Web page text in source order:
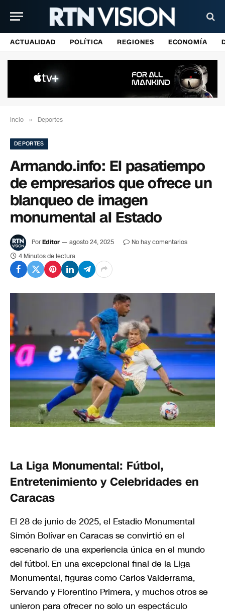
ACTUALIDAD POLÍTICA REGIONES ECONOMÍA
Incio » Deportes
DEPORTES
Armando.info: El pasatiempo
de empresarios que ofrece un
blanqueo de imagen
monumental al Estado
PorEditor agosto 24, 2025
No hay comentarios
4 Minutos de lectura
La Liga Monumental: Fútbol,
Entretenimiento y Celebridades en
Caracas
El 28 de junio de 2025, el Estadio Monumental
Simón Bolívar en Caracas se convirtió en el
escenario de una experiencia única en el mundo
del fútbol. En una excepcional final de la Liga
Monumental, figuras como Carlos Valderrama,
Servando y Florentino Primera, y muchos otros se
unieron para ofrecer no solo un espectáculo